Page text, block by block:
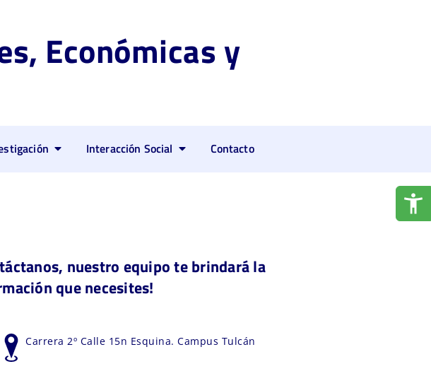
Económicas y
Interacción Social Contacto
nuestro equipo te brindará la
que necesites!
Carrera 2º Calle 15n Esquina. Campus Tulcán